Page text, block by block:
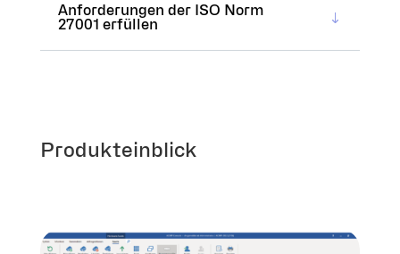
Anforderungen der ISO Norm
27001 erfüllen
Produkteinblick